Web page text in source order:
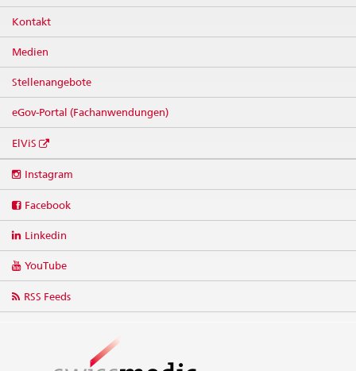
Kontakt
Medien
Stellenangebote
eGov-Portal (Fachanwendungen)
ElViS
media
Instagram
Facebook
Linkedin
YouTube
RSS Feeds